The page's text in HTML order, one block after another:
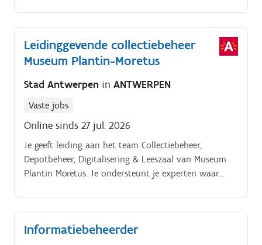
Leidinggevende collectiebeheer
Museum Plantin-Moretus
Stad Antwerpen in ANTWERPEN
Vaste jobs
Online sinds 27 jul. 2026
Je geeft leiding aan het team Collectiebeheer,
Depotbeheer, Digitalisering & Leeszaal van Museum
Plantin Moretus. Je ondersteunt je experten waar
Informatiebeheerder